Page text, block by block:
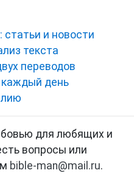
и новости
текста
переводов
каждый день
для любящих и
вопросы или
bible-man@mail.ru.